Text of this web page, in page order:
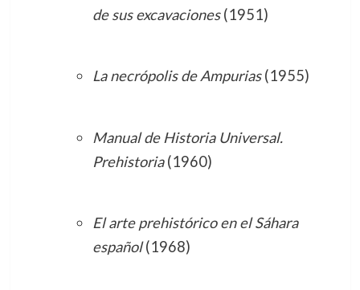
de sus excavaciones(1951)
La necrópolis de Ampurias(1955)
Manual de Historia Universal.
Prehistoria(1960)
El arte prehistórico en el Sáhara
español(1968)